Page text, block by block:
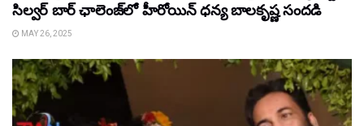
సిల్వర్ బార్ ఛాలెంజ్‌లో హీరోయిన్ ధ‌న్య బాల‌కృష్ణ‌ సందడి
MAY 26, 2025